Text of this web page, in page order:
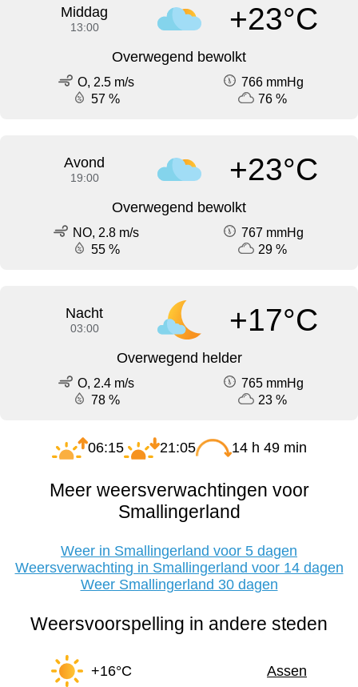
Middag
13:00 +23°C
Overwegend bewolkt
O, 2.5 m/s
766 mmHg
57 %
76 %
Avond
19:00 +23°C
Overwegend bewolkt
NO, 2.8 m/s
767 mmHg
55 %
29 %
Nacht
03:00 +17°C
Overwegend helder
O, 2.4 m/s
765 mmHg
78 %
23 %
06:15 21:05 14 h 49 min
Meer weersverwachtingen voor
Smallingerland
Weer in Smallingerland voor 5 dagen
Weersverwachting in Smallingerland voor 14 dagen
Weer Smallingerland 30 dagen
Weersvoorspelling in andere steden
+16°C
Assen